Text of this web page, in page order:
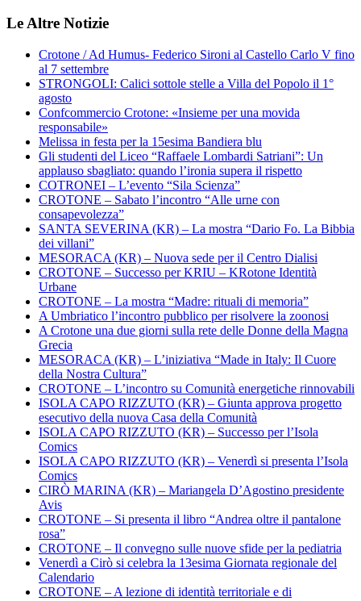
Le Altre Notizie
Crotone / Ad Humus- Federico Sironi al Castello Carlo V fino
al 7 settembre
STRONGOLI: Calici sottole stelle a Villa del Popolo il 1°
agosto
Confcommercio Crotone: «Insieme per una movida
responsabile»
Melissa in festa per la 15esima Bandiera blu
Gli studenti del Liceo “Raffaele Lombardi Satriani”: Un
applauso sbagliato: quando l’ironia supera il rispetto
COTRONEI – L’evento “Sila Scienza”
CROTONE – Sabato l’incontro “Alle urne con
consapevolezza”
SANTA SEVERINA (KR) – La mostra “Dario Fo. La Bibbia
dei villani”
MESORACA (KR) – Nuova sede per il Centro Dialisi
CROTONE – Successo per KRIU – KRotone Identità
Urbane
CROTONE – La mostra “Madre: rituali di memoria”
A Umbriatico l’incontro pubblico per risolvere la zoonosi
A Crotone una due giorni sulla rete delle Donne della Magna
Grecia
MESORACA (KR) – L’iniziativa “Made in Italy: Il Cuore
della Nostra Cultura”
CROTONE – L’incontro su Comunità energetiche rinnovabili
ISOLA CAPO RIZZUTO (KR) – Giunta approva progetto
esecutivo della nuova Casa della Comunità
ISOLA CAPO RIZZUTO (KR) – Successo per l’Isola
Comics
ISOLA CAPO RIZZUTO (KR) – Venerdì si presenta l’Isola
Comics
CIRÒ MARINA (KR) – Mariangela D’Agostino presidente
Avis
CROTONE – Si presenta il libro “Andrea oltre il pantalone
rosa”
CROTONE – Il convegno sulle nuove sfide per la pediatria
Venerdì a Cirò si celebra la 13esima Giornata regionale del
Calendario
CROTONE – A lezione di identità territoriale e di